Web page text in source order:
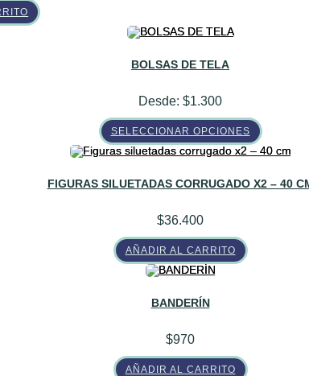
BOLSAS DE TELA
Desde: $1.300
SELECCIONAR OPCIONES
producto
tiene
múltiples
Las
opciones
FIGURAS SILUETADAS CORRUGADO X2 – 40
$36.400
AÑADIR AL CARRITO
BANDERÍN
$970
AÑADIR AL CARRITO